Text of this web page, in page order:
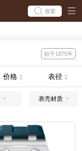
搜索
始于1875年
价格 表径
表壳材质